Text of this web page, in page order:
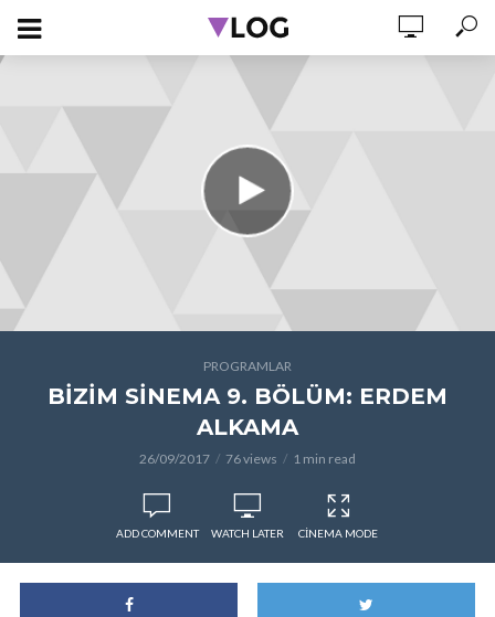
PROGRAMLAR
BİZİM SİNEMA 9. BÖLÜM: ERDEM
ALKAMA
26/09/2017 76 views 1 min read
ADD COMMENT WATCH LATER CINEMA MODE